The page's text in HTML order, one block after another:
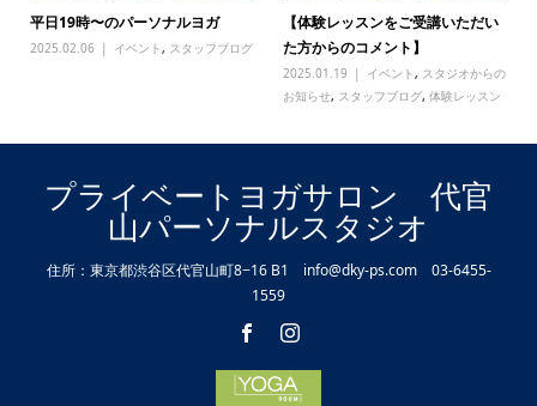
平日19時〜のパーソナルヨガ
2025.02.06 イベント, スタッフブログ
【体験レッスンをご受講いただい
た方からのコメント】
2025.01.19 イベント, スタジオからの
お知らせ, スタッフブログ,体験レッスン
プライベートヨガサロン 代官
山パーソナルスタジオ
住所：東京都渋谷区代官山町8−16 B1 info@dky-ps.com 03-6455-
1559